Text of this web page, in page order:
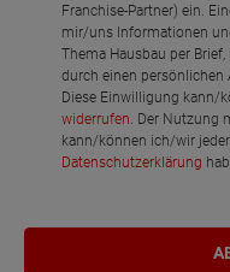
Franchise-Partner) ein.
mir/uns Informationen
Thema Hausbau per
durch einen persönlichen
Diese Einwilligung kann/
widerrufen. Der Nutzung
kann/können ich/wir
Datenschutzerklärung